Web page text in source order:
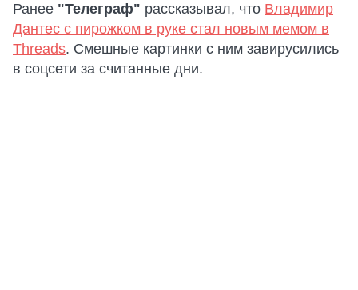
Ранее "Телеграф" рассказывал, что Владимир
Дантес с пирожком в руке стал новым мемом в
Threads. Смешные картинки с ним завирусились
в соцсети за считанные дни.